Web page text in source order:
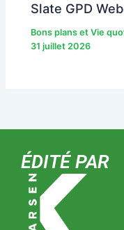
Slate GPD
Bons plans et Vie
31 juillet 2026
ÉDITÉ PAR